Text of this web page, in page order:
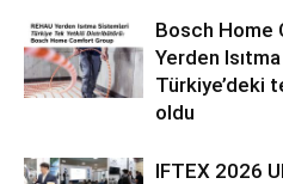
Bosch Home
Yerden
Türkiye’deki
oldu
IFTEX 2026